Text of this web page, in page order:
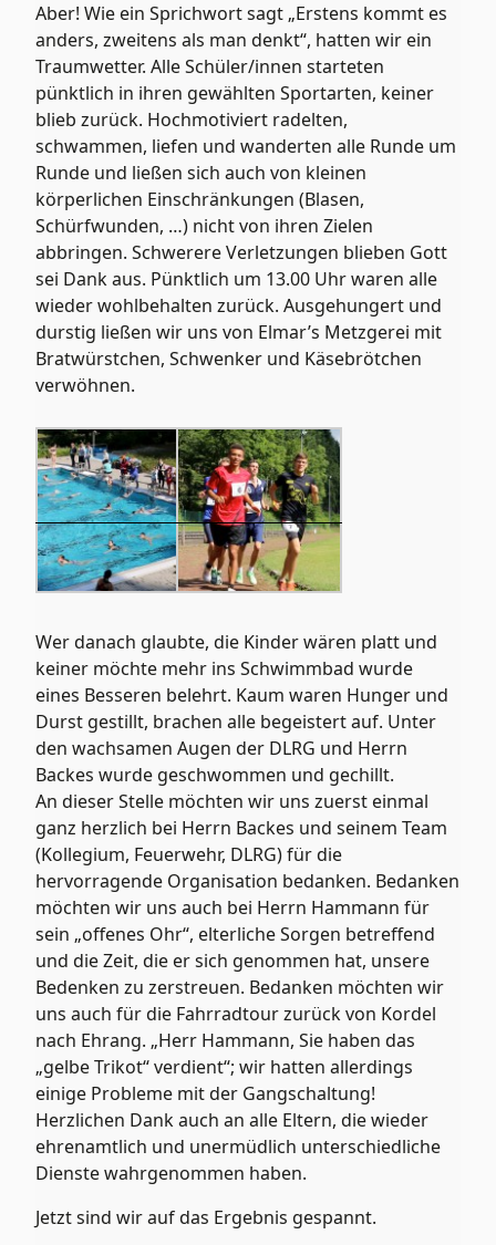
Aber! Wie ein Sprichwort sagt „Erstens kommt es
anders, zweitens als man denkt“, hatten wir ein
Traumwetter. Alle Schüler/innen starteten
pünktlich in ihren gewählten Sportarten, keiner
blieb zurück. Hochmotiviert radelten,
schwammen, liefen und wanderten alle Runde um
Runde und ließen sich auch von kleinen
körperlichen Einschränkungen (Blasen,
Schürfwunden, …) nicht von ihren Zielen
abbringen. Schwerere Verletzungen blieben Gott
sei Dank aus. Pünktlich um 13.00 Uhr waren alle
wieder wohlbehalten zurück. Ausgehungert und
durstig ließen wir uns von Elmar’s Metzgerei mit
Bratwürstchen, Schwenker und Käsebrötchen
verwöhnen.
Wer danach glaubte, die Kinder wären platt und
keiner möchte mehr ins Schwimmbad wurde
eines Besseren belehrt. Kaum waren Hunger und
Durst gestillt, brachen alle begeistert auf. Unter
den wachsamen Augen der DLRG und Herrn
Backes wurde geschwommen und gechillt.
An dieser Stelle möchten wir uns zuerst einmal
ganz herzlich bei Herrn Backes und seinem Team
(Kollegium, Feuerwehr, DLRG) für die
hervorragende Organisation bedanken. Bedanken
möchten wir uns auch bei Herrn Hammann für
sein „offenes Ohr“, elterliche Sorgen betreffend
und die Zeit, die er sich genommen hat, unsere
Bedenken zu zerstreuen. Bedanken möchten wir
uns auch für die Fahrradtour zurück von Kordel
nach Ehrang. „Herr Hammann, Sie haben das
„gelbe Trikot“ verdient“; wir hatten allerdings
einige Probleme mit der Gangschaltung!
Herzlichen Dank auch an alle Eltern, die wieder
ehrenamtlich und unermüdlich unterschiedliche
Dienste wahrgenommen haben.
Jetzt sind wir auf das Ergebnis gespannt.